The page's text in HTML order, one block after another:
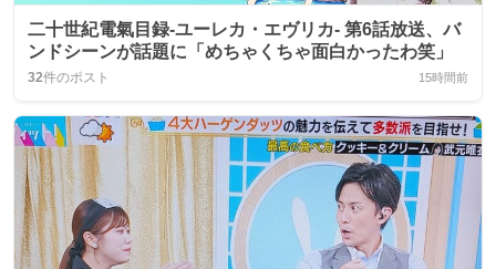
二十世紀電氣目録-ユーレカ・エヴリカ- 第6話放送、バ
ンドシーンが話題に「めちゃくちゃ面白かったわ笑」
32件のポスト 15時間前